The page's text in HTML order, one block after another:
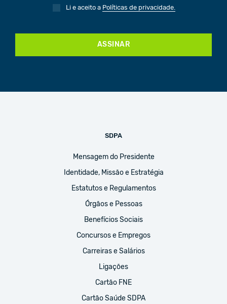
Li e aceito a Políticas de privacidade.
ASSINAR
SDPA
Mensagem do Presidente
Identidade, Missão e Estratégia
Estatutos e Regulamentos
Órgãos e Pessoas
Benefícios Sociais
Concursos e Empregos
Carreiras e Salários
Ligações
Cartão FNE
Cartão Saúde SDPA